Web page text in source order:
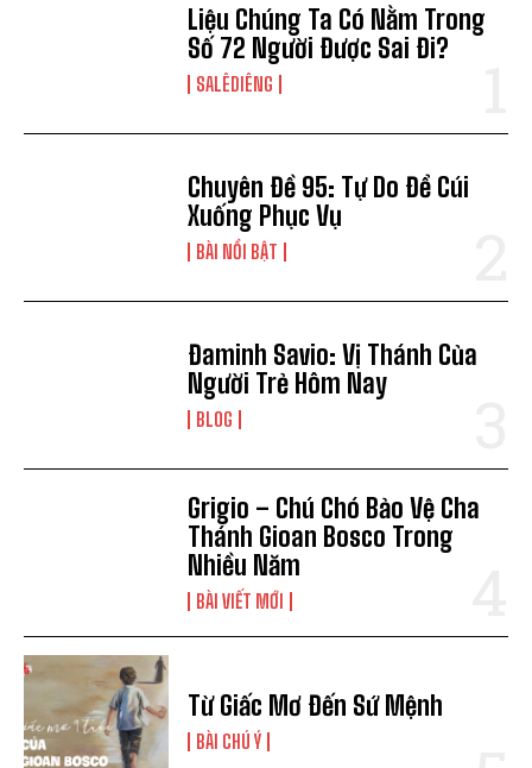
Liệu Chúng Ta Có Nằm Trong
Số 72 Người Được Sai Đi?
SALÊDIÊNG
Chuyên Đề 95: Tự Do Để Cúi
Xuống Phục Vụ
BÀI NỔI BẬT
Đaminh Savio: Vị Thánh Của
Người Trẻ Hôm Nay
BLOG
Grigio – Chú Chó Bảo Vệ Cha
Thánh Gioan Bosco Trong
Nhiều Năm
BÀI VIẾT MỚI
Từ Giấc Mơ Đến Sứ Mệnh
BÀI CHÚ Ý